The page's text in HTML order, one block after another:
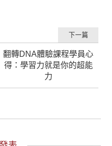
翻轉DNA體驗課程學員心
得：學習力就是你的超能
力
下一篇